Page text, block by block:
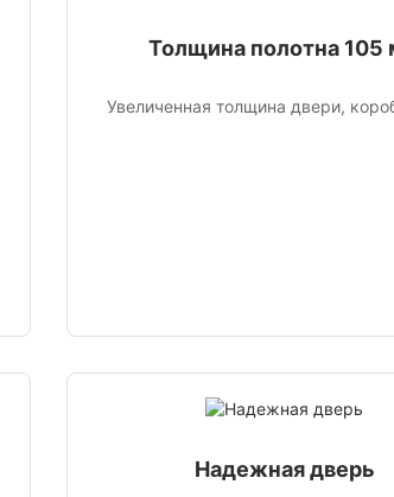
Толщина полотна 105
Увеличенная толщина двери,
Надежная дверь